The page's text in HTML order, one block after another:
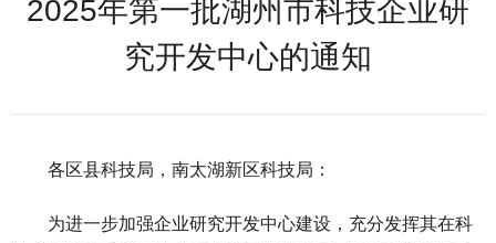
2025年第一批湖州市科技企业研
究开发中心的通知
各区县科技局，南太湖新区科技局：
为进一步加强企业研究开发中心建设，充分发挥其在科